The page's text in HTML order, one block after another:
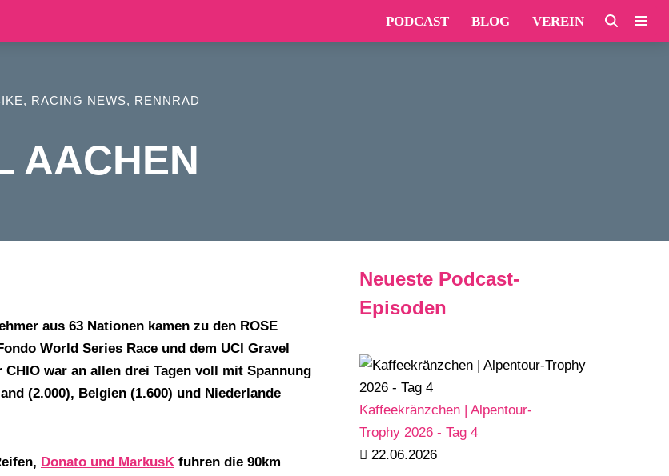
PODCAST BLOG VEREIN
, RACING NEWS, RENNRAD
AACHEN
aus 63 Nationen kamen zu den ROSE
World Series Race und dem UCI Gravel
war an allen drei Tagen voll mit Spannung
(2.000), Belgien (1.600) und Niederlande
Donato und MarkusK fuhren die 90km
Neueste Podcast-
Episoden
Kaffeekränzchen | Alpentour-
Trophy 2026 - Tag 4
22.06.2026